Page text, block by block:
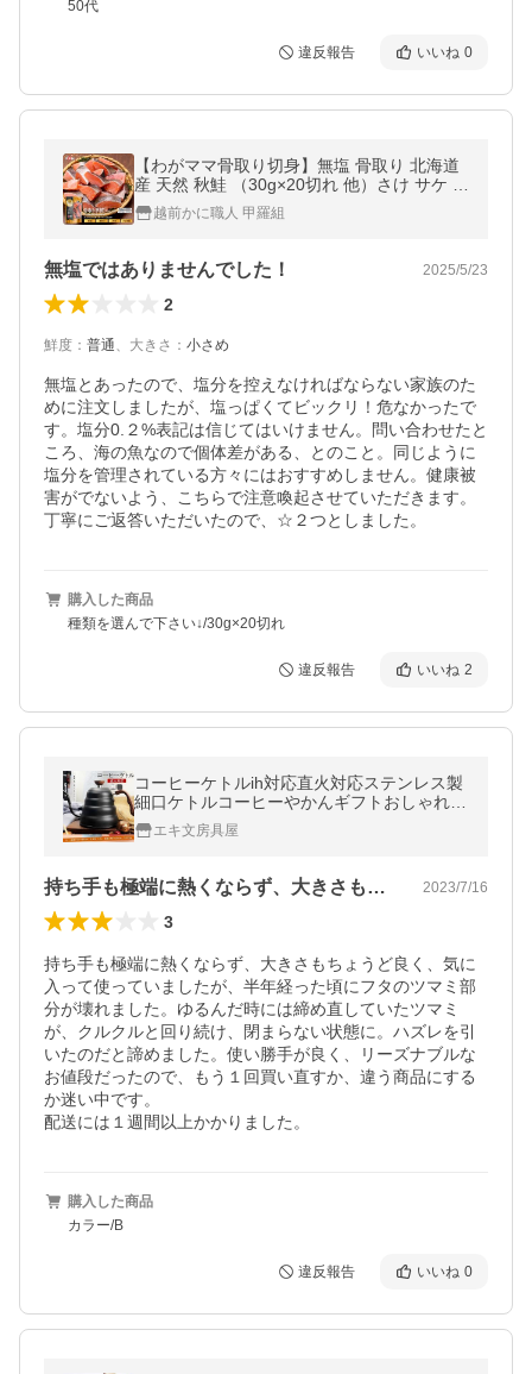
50代
違反報告 いいね 0
【わがママ骨取り切身】無塩 骨取り 北海道
産 天然 秋鮭 （30g×20切れ 他）さけ サケ 切
り身 ポイント利用 爆買
越前かに職人 甲羅組
無塩ではありませんでした！ 2025/5/23
2
鮮度 ： 普通、 大きさ ： 小さめ
無塩とあったので、塩分を控えなければならない家族のた
めに注文しましたが、塩っぱくてビックリ！危なかったで
す。塩分0.２%表記は信じてはいけません。問い合わせたと
ころ、海の魚なので個体差がある、とのこと。同じように
塩分を管理されている方々にはおすすめしません。健康被
害がでないよう、こちらで注意喚起させていただきます。
丁寧にご返答いただいたので、☆２つとしました。
購入した商品
種類を選んで下さい↓/30g×20切れ
違反報告 いいね 2
コーヒーケトルih対応直火対応ステンレス製
細口ケトルコーヒーやかんギフトおしゃれIH
ガスステンレス製蓋付き細口
エキ文房具屋
持ち手も極端に熱くならず、大きさもちょ… 2023/7/16
3
持ち手も極端に熱くならず、大きさもちょうど良く、気に
入って使っていましたが、半年経った頃にフタのツマミ部
分が壊れました。ゆるんだ時には締め直していたツマミ
が、クルクルと回り続け、閉まらない状態に。ハズレを引
いたのだと諦めました。使い勝手が良く、リーズナブルな
お値段だったので、もう１回買い直すか、違う商品にする
か迷い中です。
配送には１週間以上かかりました。
購入した商品
カラー/B
違反報告 いいね 0